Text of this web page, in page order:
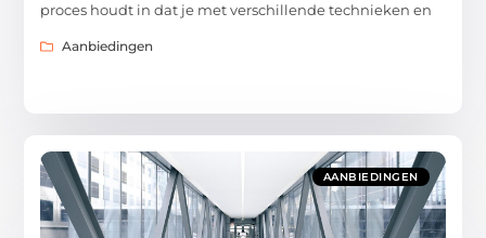
proces houdt in dat je met verschillende technieken en
Aanbiedingen
AANBIEDINGEN